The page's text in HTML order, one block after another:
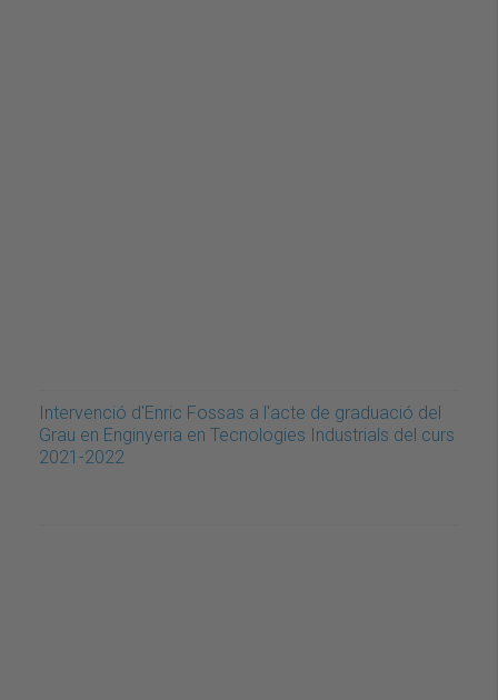
Intervenció d'Enric Fossas a l'acte de graduació del
Grau en Enginyeria en Tecnologies Industrials del curs
2021-2022